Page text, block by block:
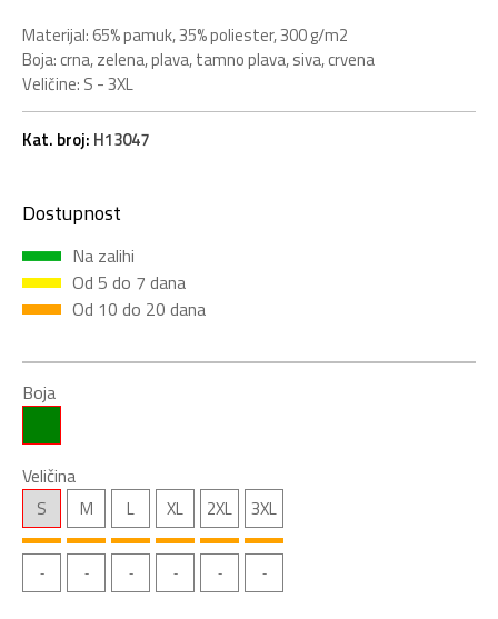
Materijal: 65% pamuk, 35% poliester, 300 g/m2
Boja: crna, zelena, plava, tamno plava, siva, crvena
Veličine: S - 3XL
Kat. broj: H13047
Dostupnost
Na zalihi
Od 5 do 7 dana
Od 10 do 20 dana
Boja
Veličina
S M L XL 2XL 3XL